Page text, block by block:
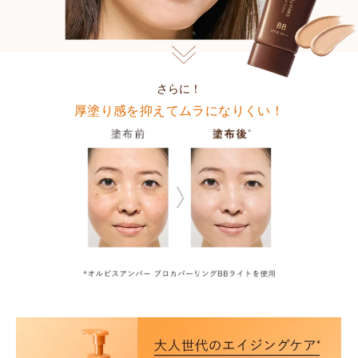
さらに！
厚塗り感を抑えてムラになりくい！